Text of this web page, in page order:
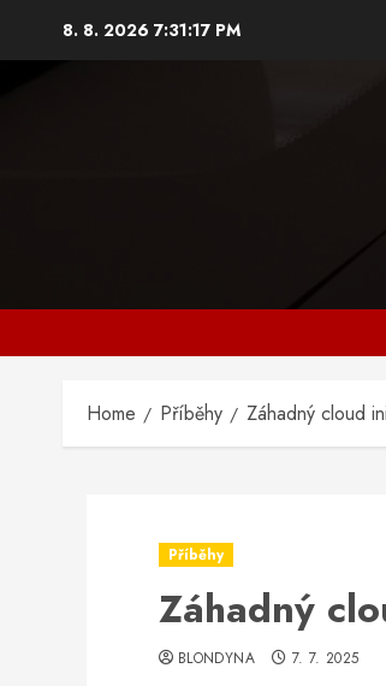
8. 8. 2026 7:31:18 PM
Home Příběhy Záhadný cloud
Příběhy
Záhadný
BLONDYNA 7. 7. 2025